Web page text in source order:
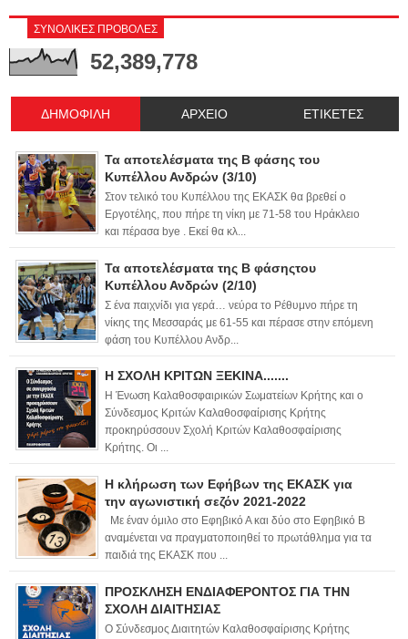
ΣΥΝΟΛΙΚΕΣ ΠΡΟΒΟΛΕΣ
52,389,778
ΔΗΜΟΦΙΛΗ ΑΡΧΕΙΟ ΕΤΙΚΕΤΕΣ
Τα αποτελέσματα της Β φάσης του
Κυπέλλου Ανδρών (3/10)
Στον τελικό του Κυπέλλου της ΕΚΑΣΚ θα βρεθεί ο
Εργοτέλης, που πήρε τη νίκη με 71-58 του Ηράκλειο
και πέρασα bye . Εκεί θα κλ...
Τα αποτελέσματα της Β φάσηςτου
Κυπέλλου Ανδρών (2/10)
Σ ένα παιχνίδι για γερά… νεύρα το Ρέθυμνο πήρε τη
νίκης της Μεσσαράς με 61-55 και πέρασε στην επόμενη
φάση του Κυπέλλου Ανδρ...
Η ΣΧΟΛΗ ΚΡΙΤΩΝ ΞΕΚΙΝΑ.......
Η Ένωση Καλαθοσφαιρικών Σωματείων Κρήτης και ο
Σύνδεσμος Κριτών Καλαθοσφαίρισης Κρήτης
προκηρύσσουν Σχολή Κριτών Καλαθοσφαίρισης
Κρήτης. Οι ...
Η κλήρωση των Εφήβων της ΕΚΑΣΚ για
την αγωνιστική σεζόν 2021-2022
Με έναν όμιλο στο Εφηβικό Α και δύο στο Εφηβικό Β
αναμένεται να πραγματοποιηθεί το πρωτάθλημα για τα
παιδιά της ΕΚΑΣΚ που ...
ΠΡΟΣΚΛΗΣΗ ΕΝΔΙΑΦΕΡΟΝΤΟΣ ΓΙΑ ΤΗΝ
ΣΧΟΛΗ ΔΙΑΙΤΗΣΙΑΣ
Ο Σύνδεσμος Διαιτητών Καλαθοσφαίρισης Κρήτης